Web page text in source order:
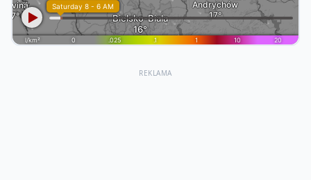
REKLAMA